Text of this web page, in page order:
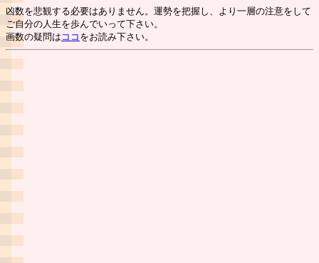
凶数を悲観する必要はありません。運勢を把握し、より一層の注意をして
ご自分の人生を歩んでいって下さい。
画数の疑問は ココ をお読み下さい。